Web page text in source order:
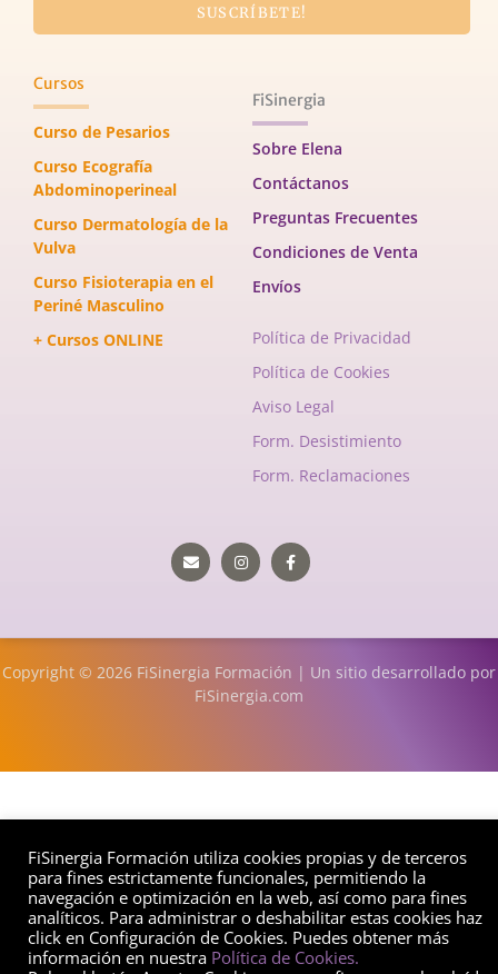
SUSCRÍBETE!
Cursos
Curso de Pesarios
Curso Ecografía
Abdominoperineal
Curso Dermatología de la
Vulva
Curso Fisioterapia en el
Periné Masculino
+ Cursos ONLINE
FiSinergia
Sobre Elena
Contáctanos
Preguntas Frecuentes
Condiciones de Venta
Envíos
Política de Privacidad
Política de Cookies
Aviso Legal
Form. Desistimiento
Form. Reclamaciones
EnvelopeInstagramFacebook-
f
Copyright © 2026 FiSinergia Formación | Un sitio desarrollado por
FiSinergia.com
FiSinergia Formación utiliza cookies propias y de terceros
para fines estrictamente funcionales, permitiendo la
navegación e optimización en la web, así como para fines
analíticos. Para administrar o deshabilitar estas cookies haz
click en Configuración de Cookies. Puedes obtener más
información en nuestra Política de Cookies.